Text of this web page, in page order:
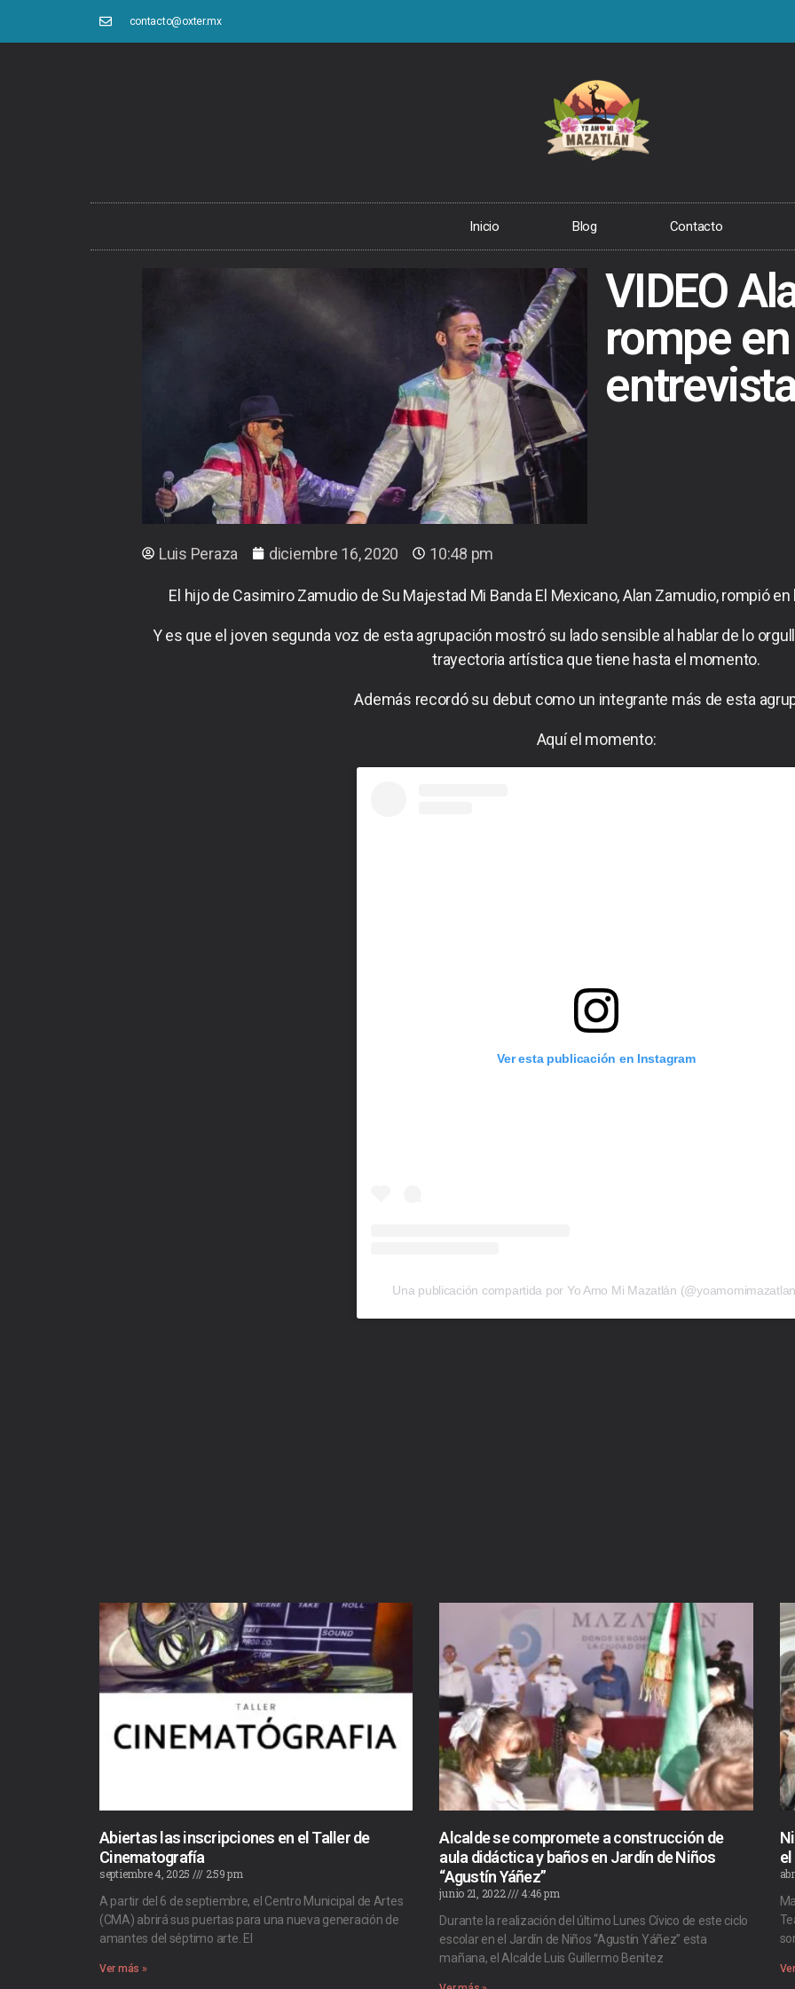
contacto@oxter.mx
Inicio Blog Contacto
Luis Peraza diciembre 16, 2020 10:48 pm
VIDEO
rompe
El hijo de Casimiro Zamudio de Su Majestad Mi Banda El Mexicano, Alan Zamudio, rompió
Y es que el joven segunda voz de esta agrupación mostró su lado sensible al hablar de lo
trayectoria artística que tiene hasta el momento.
Además recordó su debut como un integrante más de esta
Aquí el momento:
Ver esta publicación en Instagram
Una publicación compartida por Yo Amo Mi Mazatlán
Abiertas las inscripciones en el Taller de
Cinematografía
septiembre 4, 2025
2:59 pm
A partir del 6 de septiembre, el Centro Municipal de Artes
(CMA) abrirá sus puertas para una nueva generación de
amantes del séptimo arte. El
Ver más »
Alcalde se compromete a construcción de
aula didáctica y baños en Jardín de Niños
“Agustín Yáñez”
junio 21, 2022
4:46 pm
Durante la realización del último Lunes Cívico de este ciclo
escolar en el Jardín de Niños “Agustín Yáñez” esta
mañana, el Alcalde Luis Guillermo Benitez